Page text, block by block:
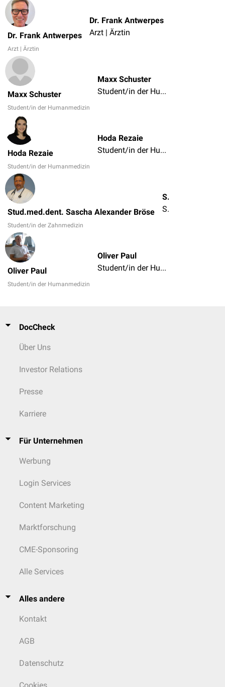
Dr. Frank Antwerpes
Arzt | Ärztin
Dr. Frank Antwerpes
Arzt | Ärztin
Maxx Schuster
Student/in der Humanmedizin
Maxx Schuster
Student/in der Humanmedizin
Hoda Rezaie
Student/in der Humanmedizin
Hoda Rezaie
Student/in der Humanmedizin
Stud.med.dent. Sascha Alexander Bröse
Student/in der Zahnmedizin
Stud.med.dent. Sascha Alexander Bröse
Student/in der Zahnmedizin
Oliver Paul
Student/in der Humanmedizin
Oliver Paul
Student/in der Humanmedizin
DocCheck
Über Uns
Investor Relations
Presse
Karriere
Für Unternehmen
Werbung
Login Services
Content Marketing
Marktforschung
CME-Sponsoring
Alle Services
Alles andere
Kontakt
AGB
Datenschutz